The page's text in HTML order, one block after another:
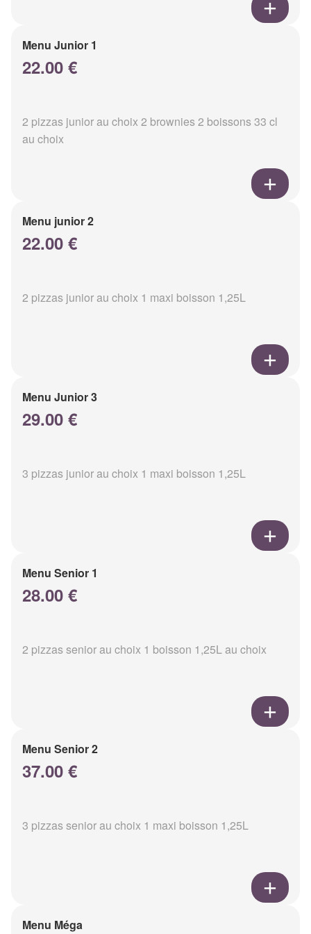
Menu Junior 1
22.00 €
2 pizzas junior au choix 2 brownies 2 boissons 33 cl
au choix
Menu junior 2
22.00 €
2 pizzas junior au choix 1 maxi boisson 1,25L
Menu Junior 3
29.00 €
3 pizzas junior au choix 1 maxi boisson 1,25L
Menu Senior 1
28.00 €
2 pizzas senior au choix 1 boisson 1,25L au choix
Menu Senior 2
37.00 €
3 pizzas senior au choix 1 maxi boisson 1,25L
Menu Méga